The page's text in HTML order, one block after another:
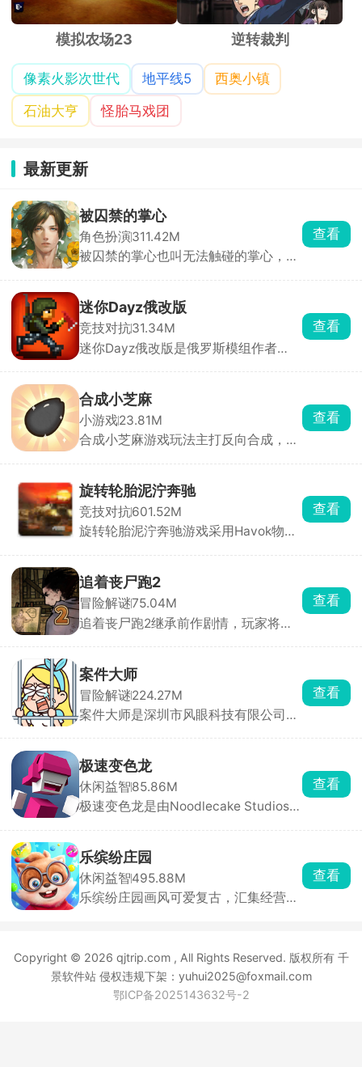
模拟农场23 逆转裁判
像素火影次世代 地平线5
西奥小镇
石油大亨
怪胎马戏团
最新更新
被囚禁的掌心
角色扮演311.42M
被囚禁的掌心也叫无法触碰的掌心，玩
恋爱故事。通过独特的体感式触碰玩
法，只需将手掌或额头轻贴手机屏幕，
即可与男主深情互动。游戏内，监视玩
法增添趣味，观察男主房间、触摸互
查看
迷你Dayz俄改版
竞技对抗31.34M
迷你Dayz俄改版是俄罗斯模组作者
风、上帝俯视视角和硬核末日求生内
核，在原版底子上大幅度扩容内容、修
正 BUG、新增玩法，弥补了官方原版
内容单薄、装备少、玩法单调的短板。
查看
合成小芝麻
小游戏23.81M
合成小芝麻游戏玩法主打反向合成，其
可以在一局里玩很久。通过滑动屏幕操
控水果下落位置，相同水果碰撞即可合
成更小的水果。简单易上手，却让人停
不下来，是打发碎片时间的解压神器。
查看
旋转轮胎泥泞奔驰
竞技对抗601.52M
旋转轮胎泥泞奔驰游戏采用Havok物理
时搭配多台定位迥异的硬核载具，化身
奔波在荒野之中的职业货运司机，核心
任务便是承接各类物资订单，把货物从
起点完好无损运送至目的地。
查看
追着丧尸跑2
冒险解谜75.04M
追着丧尸跑2继承前作剧情，玩家将置
场景，搜集水源、食物、药物和武器等
生存物资，同时与丧尸展开激烈战斗。
本作在前作基础上加入了大量全新元
素，支持招募队友并肩作战，还能通过
查看
案件大师
冒险解谜224.27M
案件大师是深圳市风眼科技有限公司发
鼎的名侦探，深入这座光鲜亮丽却暗藏
玄机的城市，侦破一桩又一桩疑难案
件。城市表面繁华，实则在权力与诱惑
的驱使下犯罪率居高不下，隐秘角落中
查看
极速变色龙
休闲益智85.86M
极速变色龙是由Noodlecake Studios打
注于操作与节奏。游戏独创变色系统，
角色自动前进，玩家只需通过双按钮控
制跳跃、双连跳与颜色切换，保持与脚
下平台颜色一致才能安全落地。
查看
乐缤纷庄园
休闲益智495.88M
乐缤纷庄园画风可爱复古，汇集经营、
忆，决心重建记忆中的大树庄园。从零
开始收集资源、设计建筑、布置庄园，
让这片土地重焕生机。
查看
Copyright © 2026 qjtrip.com , All Rights Reserved. 版权所有 千
景软件站 侵权违规下架：yuhui2025@foxmail.com
鄂ICP备2025143632号-2